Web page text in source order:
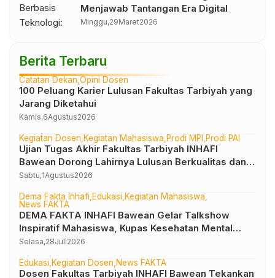
Menjawab Tantangan Era Digital
Minggu,29Maret2026
Berita Terbaru
Catatan Dekan Opini Dosen
100 Peluang Karier Lulusan Fakultas Tarbiyah yang
Jarang Diketahui
Kamis,6Agustus2026
Kegiatan Dosen Kegiatan Mahasiswa Prodi MPI Prodi PAI
Ujian Tugas Akhir Fakultas Tarbiyah INHAFI
Bawean Dorong Lahirnya Lulusan Berkualitas dan
Produktif Berkarya Ilmiah
Sabtu,1Agustus2026
Dema Fakta Inhafi Edukasi Kegiatan Mahasiswa
News FAKTA
DEMA FAKTA INHAFI Bawean Gelar Talkshow
Inspiratif Mahasiswa, Kupas Kesehatan Mental
dalam Perspektif Islam
Selasa,28Juli2026
Edukasi Kegiatan Dosen News FAKTA
Dosen Fakultas Tarbiyah INHAFI Bawean Tekankan